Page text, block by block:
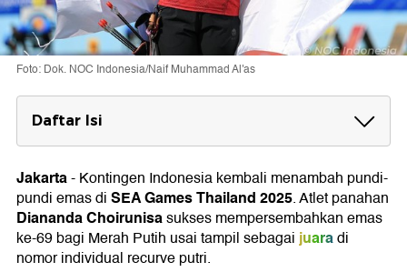
Foto: Dok. NOC Indonesia/Naif Muhammad Al'as
Daftar Isi
Emas Kedua Diananda di SEA Games 2025
Pelatih Sebut Buah Proses Panjang
Jakarta-Kontingen Indonesia kembali menambah pundi-
pundi emas diSEA Games Thailand 2025. Atlet panahan
Diananda Choirunisasukses mempersembahkan emas
ke-69 bagi Merah Putih usai tampil sebagaijuaradi
nomor individual recurve putri.